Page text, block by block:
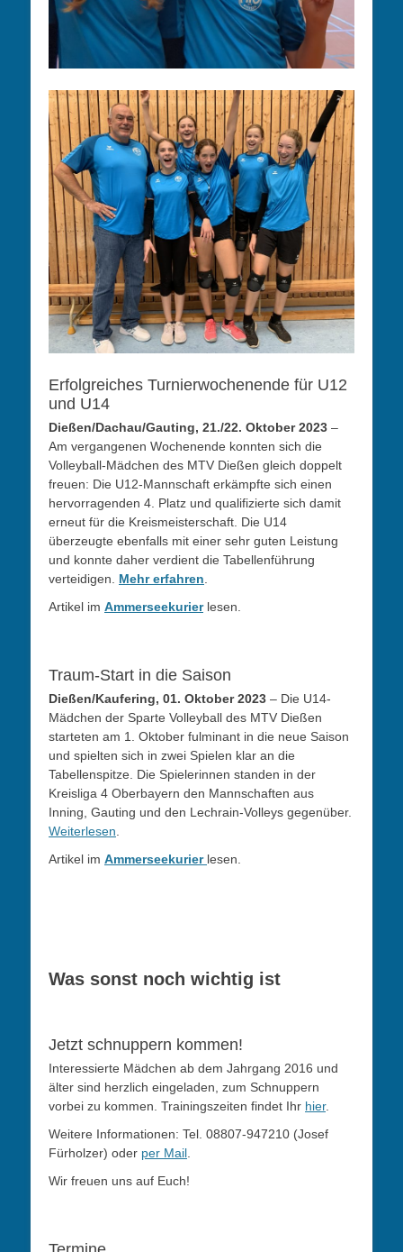
Erfolgreiches Turnierwochenende für U12
und U14
Dießen/Dachau/Gauting, 21./22. Oktober 2023 –
Am vergangenen Wochenende konnten sich die
Volleyball-Mädchen des MTV Dießen gleich doppelt
freuen: Die U12-Mannschaft erkämpfte sich einen
hervorragenden 4. Platz und qualifizierte sich damit
erneut für die Kreismeisterschaft. Die U14
überzeugte ebenfalls mit einer sehr guten Leistung
und konnte daher verdient die Tabellenführung
verteidigen.
Mehr erfahren
Artikel im Ammerseekurierlesen.
Traum-Start in die Saison
Dießen/Kaufering, 01. Oktober 2023 – Die U14-
Mädchen der Sparte Volleyball des MTV Dießen
starteten am 1. Oktober fulminant in die neue Saison
und spielten sich in zwei Spielen klar an die
Tabellenspitze. Die Spielerinnen standen in der
Kreisliga 4 Oberbayern den Mannschaften aus
Inning, Gauting und den Lechrain-Volleys gegenüber.
Weiterlesen.
Artikel im Ammerseekurier lesen.
Was sonst noch wichtig ist
Jetzt schnuppern kommen!
Interessierte Mädchen ab dem Jahrgang 2016 und
älter sind herzlich eingeladen, zum Schnuppern
vorbei zu kommen. Trainingszeiten findet Ihr hier.
Weitere Informationen: Tel. 08807-947210 (Josef
Fürholzer) oder per Mail
Wir freuen uns auf Euch!